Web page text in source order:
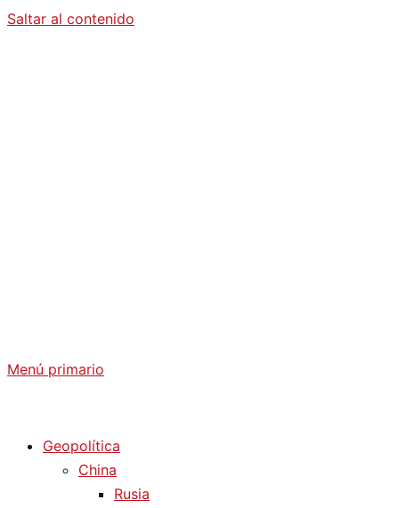
Saltar al contenido
Menú primario
Geopolítica
China
Rusia